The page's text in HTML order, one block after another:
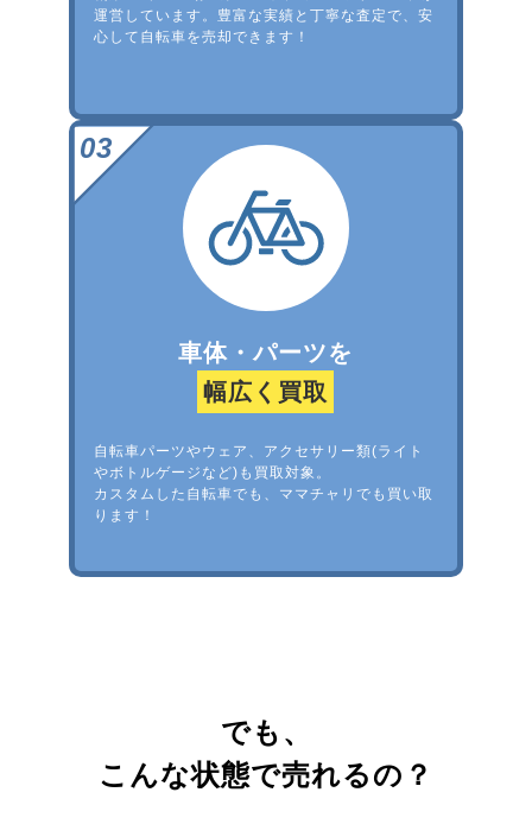
運営しています。豊富な実績と丁寧な査定で、安
心して自転車を売却できます！
車体・パーツを
幅広く買取
自転車パーツやウェア、アクセサリー類(ライト
やボトルゲージなど)も買取対象。
カスタムした自転車でも、ママチャリでも買い取
ります！
でも、
こんな状態で売れるの？